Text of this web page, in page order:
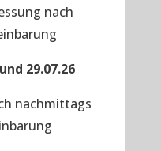
nach
29.07.26
nachmittags